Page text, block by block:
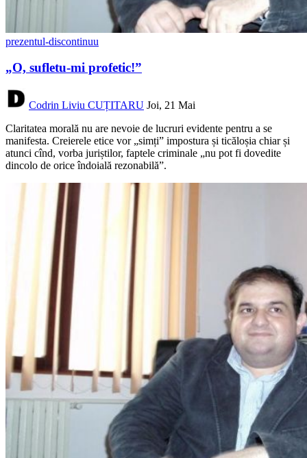
prezentul-discontinuu
„O, sufletu-mi profetic!”
Codrin Liviu CUȚITARU Joi, 21 Mai
Claritatea morală nu are nevoie de lucruri evidente pentru a se
manifesta. Creierele etice vor „simți” impostura și ticăloșia chiar și
atunci cînd, vorba juriștilor, faptele criminale „nu pot fi dovedite
dincolo de orice îndoială rezonabilă”.